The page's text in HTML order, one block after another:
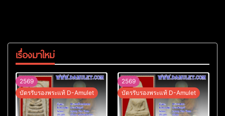
เรื่องมาใหม่
2569
บัตรรับรองพระแท้ D-Amulet
2569
บัตรรับรองพระแท้ D-Amulet